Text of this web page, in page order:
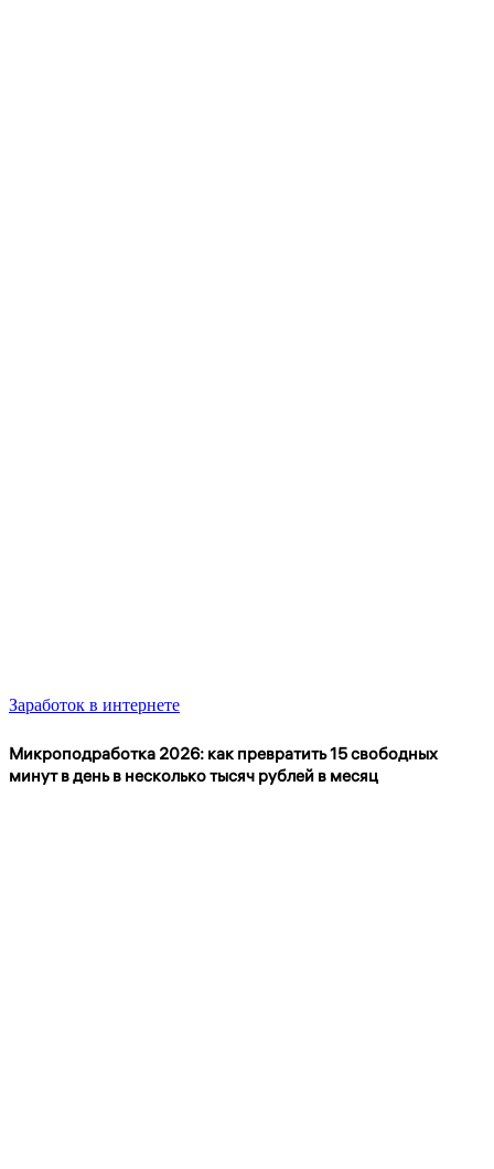
Заработок в интернете
Микроподработка 2026: как превратить 15 свободных
минут в день в несколько тысяч рублей в месяц